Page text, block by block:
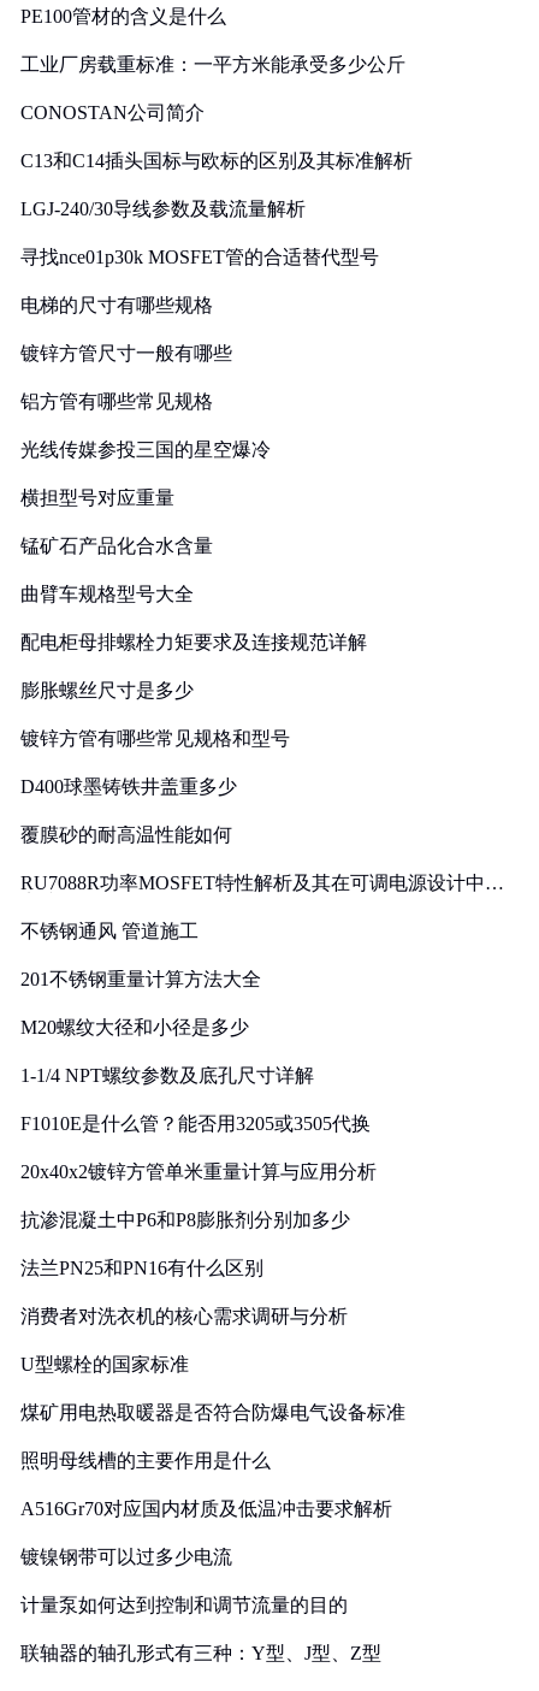
PE100管材的含义是什么
工业厂房载重标准：一平方米能承受多少公斤
CONOSTAN公司简介
C13和C14插头国标与欧标的区别及其标准解析
LGJ-240/30导线参数及载流量解析
寻找nce01p30k MOSFET管的合适替代型号
电梯的尺寸有哪些规格
镀锌方管尺寸一般有哪些
铝方管有哪些常见规格
光线传媒参投三国的星空爆冷
横担型号对应重量
锰矿石产品化合水含量
曲臂车规格型号大全
配电柜母排螺栓力矩要求及连接规范详解
膨胀螺丝尺寸是多少
镀锌方管有哪些常见规格和型号
D400球墨铸铁井盖重多少
覆膜砂的耐高温性能如何
RU7088R功率MOSFET特性解析及其在可调电源设计中的
不锈钢通风 管道施工
201不锈钢重量计算方法大全
M20螺纹大径和小径是多少
1-1/4 NPT螺纹参数及底孔尺寸详解
F1010E是什么管？能否用3205或3505代换
20x40x2镀锌方管单米重量计算与应用分析
抗渗混凝土中P6和P8膨胀剂分别加多少
法兰PN25和PN16有什么区别
消费者对洗衣机的核心需求调研与分析
U型螺栓的国家标准
煤矿用电热取暖器是否符合防爆电气设备标准
照明母线槽的主要作用是什么
A516Gr70对应国内材质及低温冲击要求解析
镀镍钢带可以过多少电流
计量泵如何达到控制和调节流量的目的
联轴器的轴孔形式有三种：Y型、J型、Z型